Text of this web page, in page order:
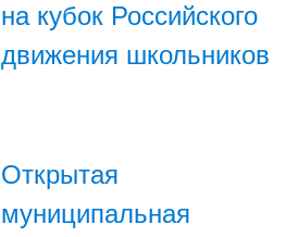
на кубок Российского
движения школьников
Открытая
муниципальная